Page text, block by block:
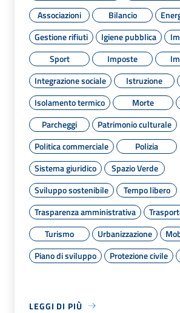
Associazioni
Bilancio
Gestione rifiuti
Igiene pubblica
Sport
Imposte
Integrazione sociale
Istruzione
Isolamento termico
Morte
Parcheggi
Patrimonio culturale
Politica commerciale
Polizia
Sistema giuridico
Spazio Verde
Sviluppo sostenibile
Tempo libero
Trasparenza amministrativa
Turismo
Urbanizzazione
Piano di sviluppo
Protezione civile
LEGGI DI PIÙ